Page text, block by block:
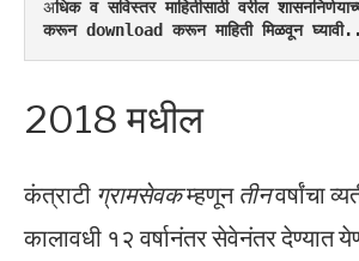
अधिक व सविस्तर माहितीसाठी वरील
करून download करून माहिती मिळवून
2018 मधील
कंत्राटी ग्रामसेवकम्हणून तीनवर्षांचा
कालावधी १२ वर्षानंतर सेवेनंतर देण्यात